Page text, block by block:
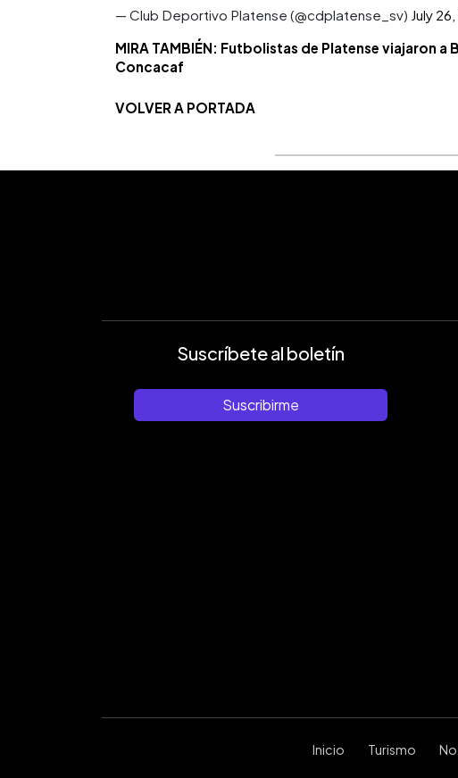
— Club Deportivo Platense (@cdplatense_sv) July
MIRA TAMBIÉN: Futbolistas de Platense viajaron a
Concacaf
VOLVER A PORTADA
Suscríbete al boletín
Suscribirme
Inicio Turismo